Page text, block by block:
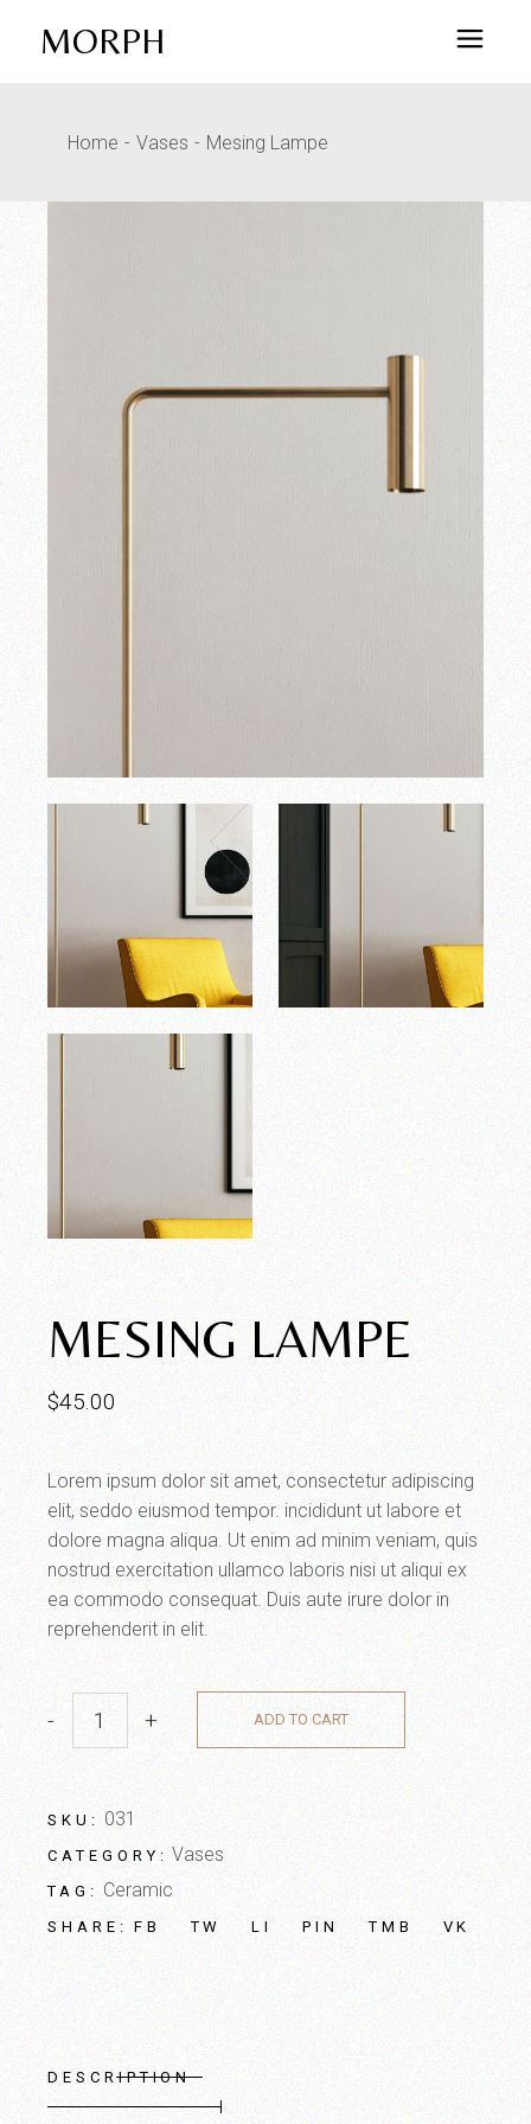
MORPH
Home Vases Mesing Lampe
MESING LAMPE
$45.00
Lorem ipsum dolor sit amet, consectetur adipiscing
elit, seddo eiusmod tempor. incididunt ut labore et
dolore magna aliqua. Ut enim ad minim veniam, quis
nostrud exercitation ullamco laboris nisi ut aliqui ex
ea commodo consequat. Duis aute irure dolor in
reprehenderit in elit.
- + ADD TO CART
SKU: 031
CATEGORY: Vases
TAG: Ceramic
SHARE: FB TW LI PIN TMB VK
DESCRIPTION